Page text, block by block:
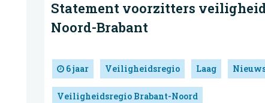
Statement voorzitters
Noord-Brabant
6 jaar Veiligheidsregio Laag
Veiligheidsregio Brabant-Noord